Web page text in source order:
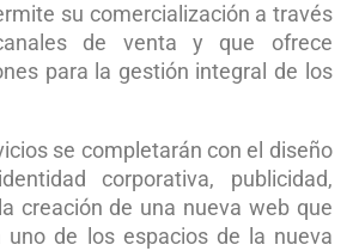
su comercialización a través
de venta y que ofrece
para la gestión integral de los
se completarán con el diseño
corporativa, publicidad,
creación de una nueva web que
uno de los espacios de la nueva